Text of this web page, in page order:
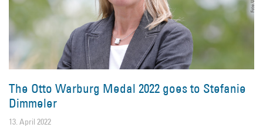
The Otto Warburg Medal 2022 goes to Stefanie
Dimmeler
13. April 2022